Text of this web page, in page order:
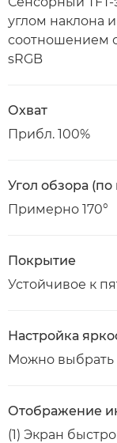
углом наклона
соотношением
sRGB
Охват
Прибл. 100%
Угол обзора
Примерно 170°
Покрытие
Устойчивое к
Настройка
Можно выбрать
Отображение
(1) Экран